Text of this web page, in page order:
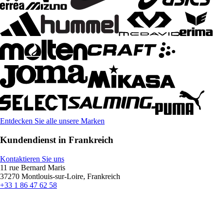
Entdecken Sie alle unsere Marken
Kundendienst in Frankreich
Kontaktieren Sie uns
11 rue Bernard Maris
37270 Montlouis-sur-Loire, Frankreich
+33 1 86 47 62 58